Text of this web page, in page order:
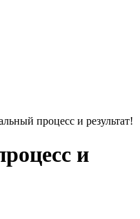
процесс и результат!
и